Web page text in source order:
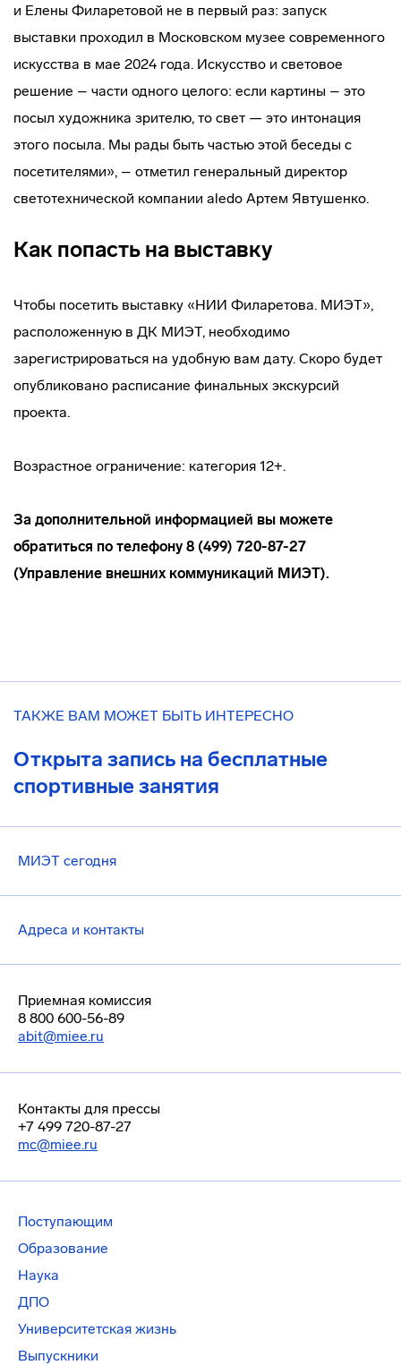
и Елены Филаретовой не в первый раз: запуск
выставки проходил в Московском музее современного
искусства в мае 2024 года. Искусство и световое
решение – части одного целого: если картины – это
посыл художника зрителю, то свет — это интонация
этого посыла. Мы рады быть частью этой беседы с
посетителями», – отметил генеральный директор
светотехнической компании aledo Артем Явтушенко.
Как попасть на выставку
Чтобы посетить выставку «НИИ Филаретова. МИЭТ»,
расположенную в ДК МИЭТ, необходимо
зарегистрироваться на удобную вам дату. Скоро будет
опубликовано расписание финальных экскурсий
проекта.
Возрастное ограничение: категория 12+.
За дополнительной информацией вы можете
обратиться по телефону 8 (499) 720-87-27
(Управление внешних коммуникаций МИЭТ).
ТАКЖЕ ВАМ МОЖЕТ БЫТЬ ИНТЕРЕСНО
Открыта запись на бесплатные
спортивные занятия
МИЭТ сегодня
Адреса и контакты
Приемная комиссия
8 800 600-56-89
abit@miee.ru
Контакты для прессы
+7 499 720-87-27
mc@miee.ru
Поступающим
Образование
Наука
ДПО
Университетская жизнь
Выпускники